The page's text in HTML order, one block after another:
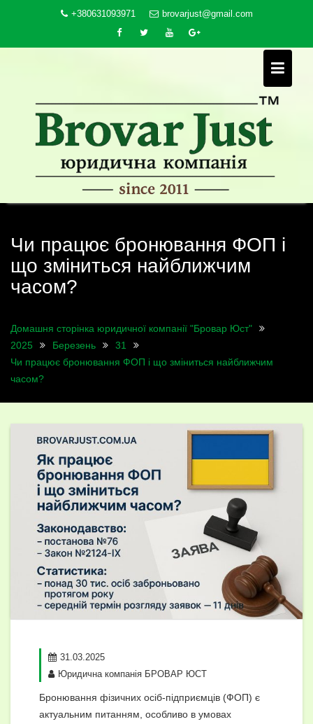
+380631093971 brovarjust@gmail.com
Чи працює бронювання ФОП і
що зміниться найближчим
часом?
Домашня сторінка юридичної компанії "Бровар Юст"
2025
Березень
31
Чи працює бронювання ФОП і що зміниться найближчим
часом?
31.03.2025
Юридична компанія БРОВАР ЮСТ
Бронювання фізичних осіб-підприємців (ФОП) є
актуальним питанням, особливо в умовах